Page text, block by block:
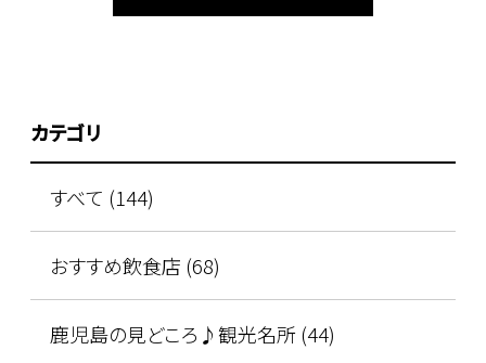
カテゴリ
すべて (144)
おすすめ飲食店 (68)
鹿児島の見どころ♪観光名所 (44)